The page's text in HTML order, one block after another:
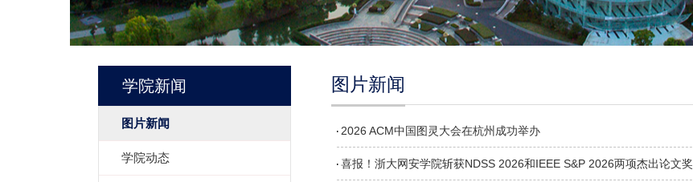
学院新闻
图片新闻
学院动态
图片新闻
2026 ACM中国图灵大会在杭州成功举办
喜报！浙大网安学院斩获NDSS 2026和IEEE S&P 2026两项杰出论文奖